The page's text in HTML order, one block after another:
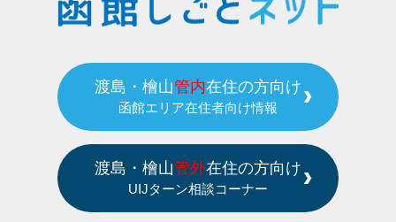
渡島・檜山管内在住の方向け
函館エリア在住者向け情報
渡島・檜山管外在住の方向け
UIJターン相談コーナー